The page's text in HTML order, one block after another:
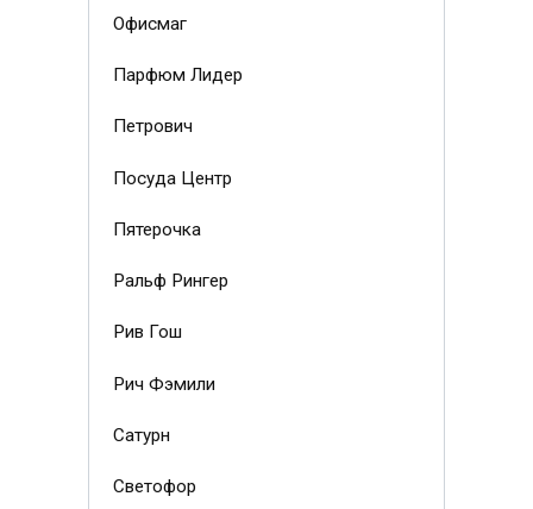
Офисмаг
Парфюм Лидер
Петрович
Посуда Центр
Пятерочка
Ральф Рингер
Рив Гош
Рич Фэмили
Сатурн
Светофор